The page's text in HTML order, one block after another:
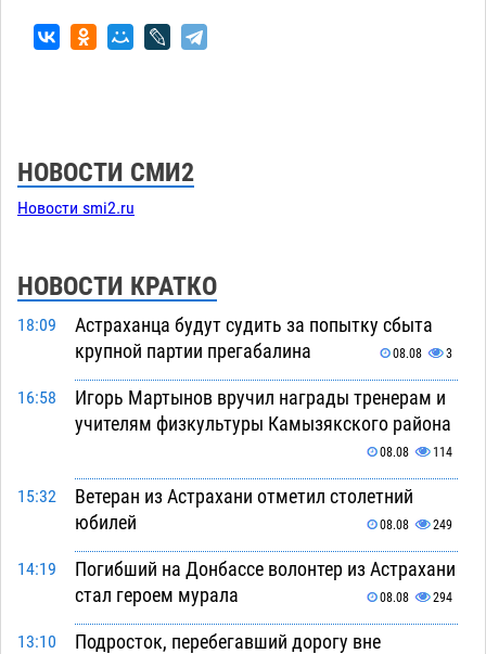
НОВОСТИ СМИ2
Новости smi2.ru
НОВОСТИ КРАТКО
18:09
Астраханца будут судить за попытку сбыта
крупной партии прегабалина
08.08 3
16:58
Игорь Мартынов вручил награды тренерам и
учителям физкультуры Камызякского района
08.08 114
15:32
Ветеран из Астрахани отметил столетний
юбилей
08.08 249
14:19
Погибший на Донбассе волонтер из Астрахани
стал героем мурала
08.08 294
13:10
Подросток, перебегавший дорогу вне